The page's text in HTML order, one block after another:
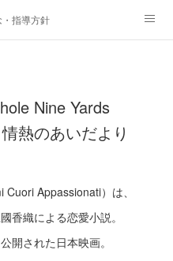
指導方針
演奏スケジュール
Nine Yards
熱のあいだより
Cuori Appassionati）は、
香織による恋愛小説。
開された日本映画。